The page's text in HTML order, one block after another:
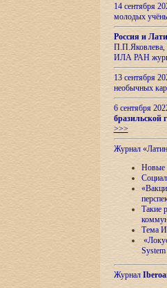
14 сентября
молодых
Россия и
П.П.Яковлева,
ИЛА РАН
13 сентября
необычных
6 сентября
бразильской
>>>
Журнал
Новые
Такие
Тема
Журнал